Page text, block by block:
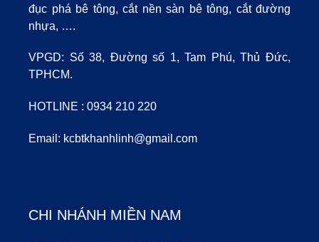
đục phá bê tông, cắt nền sàn bê tông, cắt đường
nhựa, ….
VPGD: Số 38, Đường số 1, Tam Phú, Thủ Đức,
TPHCM.
HOTLINE : 0934 210 220
Email: kcbtkhanhlinh@gmail.com
CHI NHÁNH MIỀN NAM